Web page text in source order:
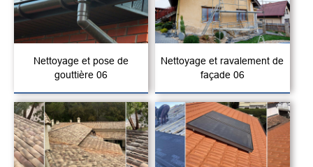
Nettoyage et pose de
gouttière 06
Nettoyage et ravalement de
façade 06